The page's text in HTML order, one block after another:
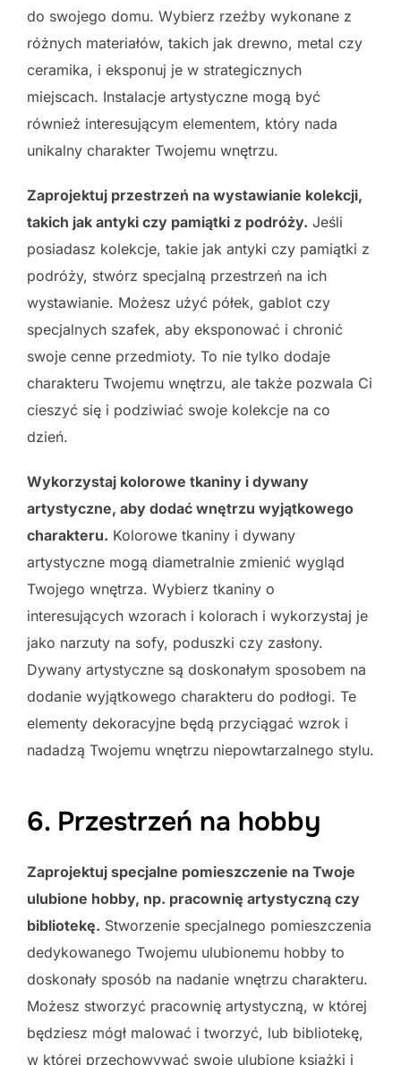
do swojego domu. Wybierz rzeźby wykonane z
różnych materiałów, takich jak drewno, metal czy
ceramika, i eksponuj je w strategicznych
miejscach. Instalacje artystyczne mogą być
również interesującym elementem, który nada
unikalny charakter Twojemu wnętrzu.
Zaprojektuj przestrzeń na wystawianie kolekcji,
takich jak antyki czy pamiątki z podróży. Jeśli
posiadasz kolekcje, takie jak antyki czy pamiątki z
podróży, stwórz specjalną przestrzeń na ich
wystawianie. Możesz użyć półek, gablot czy
specjalnych szafek, aby eksponować i chronić
swoje cenne przedmioty. To nie tylko dodaje
charakteru Twojemu wnętrzu, ale także pozwala Ci
cieszyć się i podziwiać swoje kolekcje na co
dzień.
Wykorzystaj kolorowe tkaniny i dywany
artystyczne, aby dodać wnętrzu wyjątkowego
charakteru. Kolorowe tkaniny i dywany
artystyczne mogą diametralnie zmienić wygląd
Twojego wnętrza. Wybierz tkaniny o
interesujących wzorach i kolorach i wykorzystaj je
jako narzuty na sofy, poduszki czy zasłony.
Dywany artystyczne są doskonałym sposobem na
dodanie wyjątkowego charakteru do podłogi. Te
elementy dekoracyjne będą przyciągać wzrok i
nadadzą Twojemu wnętrzu niepowtarzalnego stylu.
6. Przestrzeń na hobby
Zaprojektuj specjalne pomieszczenie na Twoje
ulubione hobby, np. pracownię artystyczną czy
bibliotekę. Stworzenie specjalnego pomieszczenia
dedykowanego Twojemu ulubionemu hobby to
doskonały sposób na nadanie wnętrzu charakteru.
Możesz stworzyć pracownię artystyczną, w której
będziesz mógł malować i tworzyć, lub bibliotekę,
w której przechowywać swoje ulubione książki i